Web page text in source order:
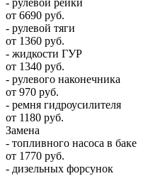
от 6690 руб.
- рулевой тяги
от 1360 руб.
- жидкости ГУР
от 1340 руб.
- рулевого наконечника
от 970 руб.
- ремня гидроусилителя
от 1180 руб.
Замена
- топливного насоса в баке
от 1770 руб.
- дизельных форсунок